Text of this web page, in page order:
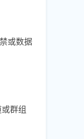
或数据
群组